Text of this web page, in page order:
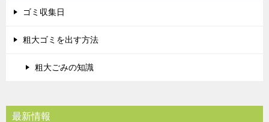
ゴミ収集日
粗大ゴミを出す方法
粗大ごみの知識
最新情報